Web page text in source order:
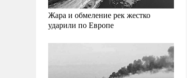
Жара и обмеление рек жестко
ударили по Европе